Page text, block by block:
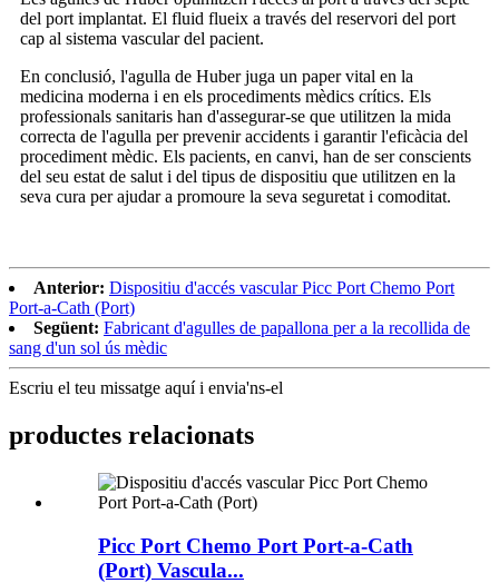
del port implantat. El fluid flueix a través del reservori del port
cap al sistema vascular del pacient.
En conclusió, l'agulla de Huber juga un paper vital en la
medicina moderna i en els procediments mèdics crítics. Els
professionals sanitaris han d'assegurar-se que utilitzen la mida
correcta de l'agulla per prevenir accidents i garantir l'eficàcia del
procediment mèdic. Els pacients, en canvi, han de ser conscients
del seu estat de salut i del tipus de dispositiu que utilitzen en la
seva cura per ajudar a promoure la seva seguretat i comoditat.
Anterior: Dispositiu d'accés vascular Picc Port Chemo Port
Port-a-Cath (Port)
Següent: Fabricant d'agulles de papallona per a la recollida de
sang d'un sol ús mèdic
Escriu el teu missatge aquí i envia'ns-el
productes relacionats
Picc Port Chemo Port Port-a-Cath
(Port) Vascula...